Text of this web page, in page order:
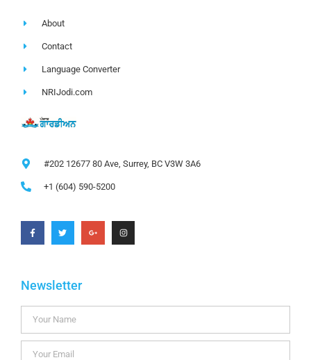
About
Contact
Language Converter
NRIJodi.com
#202 12677 80 Ave, Surrey, BC V3W 3A6
+1 (604) 590-5200
Newsletter